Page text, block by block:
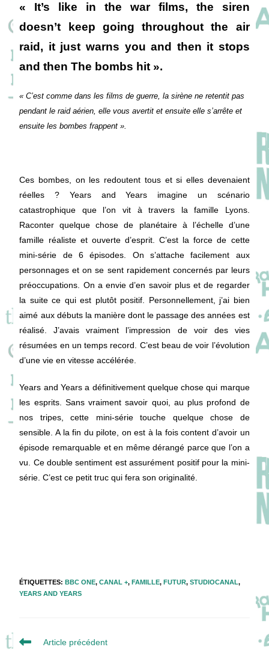
« It’s like in the war films, the siren
doesn’t keep going throughout the air
raid, it just warns you and then it stops
and then The bombs hit ».
« C’est comme dans les films de guerre, la sirène ne retentit pas
pendant le raid aérien, elle vous avertit et ensuite elle s’arrête et
ensuite les bombes frappent ».
Ces bombes, on les redoutent tous et si elles devenaient
réelles ? Years and Years imagine un scénario
catastrophique que l’on vit à travers la famille Lyons.
Raconter quelque chose de planétaire à l’échelle d’une
famille réaliste et ouverte d’esprit. C’est la force de cette
mini-série de 6 épisodes. On s’attache facilement aux
personnages et on se sent rapidement concernés par leurs
préoccupations. On a envie d’en savoir plus et de regarder
la suite ce qui est plutôt positif. Personnellement, j’ai bien
aimé aux débuts la manière dont le passage des années est
réalisé. J’avais vraiment l’impression de voir des vies
résumées en un temps record. C’est beau de voir l’évolution
d’une vie en vitesse accélérée.
Years and Years a définitivement quelque chose qui marque
les esprits. Sans vraiment savoir quoi, au plus profond de
nos tripes, cette mini-série touche quelque chose de
sensible. A la fin du pilote, on est à la fois content d’avoir un
épisode remarquable et en même dérangé parce que l’on a
vu. Ce double sentiment est assurément positif pour la mini-
série. C’est ce petit truc qui fera son originalité.
ÉTIQUETTES:BBC ONE, CANAL +, FAMILLE, FUTUR, STUDIOCANAL,
YEARS AND YEARS
Read
Article précédent